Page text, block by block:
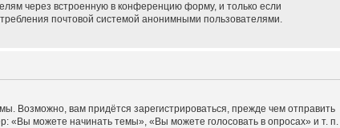
через встроенную в конференцию форму, и только если
почтовой системой анонимными пользователями.
Возможно, вам придётся зарегистрироваться, прежде чем отправить
можете начинать темы», «Вы можете голосовать в опросах» и т. п.